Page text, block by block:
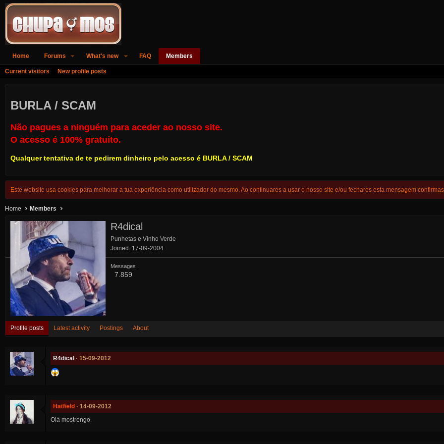
Home Forums What's new FAQ Members
Current visitors New profile posts
BURLA / SCAM
Não pagues a ninguém para aceder ao nosso site.
O acesso é 100% gratuíto.
Qualquer tentativa de te pedirem dinheiro pelo acesso é BURLA / SCAM
Este website usa cookies para melhorar a tua experiência como utilizador do mesmo. Ao continuares a usar o nosso site e/ou fechares esta mensagem
Home Members
R4dical
Punhetas e Vinho Verde
Joined
17-09-2004
Messages
7.859
Profile posts Latest activity Postings About
R4dical 15-09-2012
Hatfield
14-09-2012
Olá mostrengo.